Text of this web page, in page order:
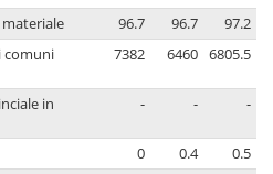
96.7 96.7
97.2
comuni
7382 6460 6805.5
in
- - -
0 0.4
0.5